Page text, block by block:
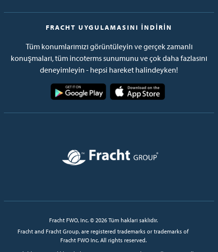
FRACHT UYGULAMASINI İNDIRIN
Tüm konumlarımızı görüntüleyin ve gerçek zamanlı
konuşmaları, tüm incoterms sunumunu ve çok daha fazlasını
deneyimleyin - hepsi hareket halindeyken!
Resim
Resim
Fracht FWO, Inc. © 2026 Tüm hakları saklıdır.
Fracht and Fracht Group, are registered trademarks or trademarks of
Fracht FWO Inc. All rights reserved.